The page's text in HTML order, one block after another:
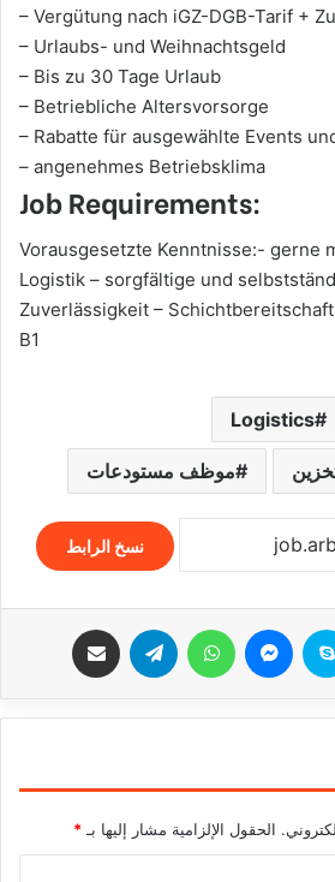
– Vergütung nach iGZ-DGB-Tarif +
– Urlaubs- und Weihnachtsgeld
– Bis zu 30 Tage Urlaub
– Betriebliche Altersvorsorge
– Rabatte für ausgewählte Events
– angenehmes Betriebsklima
Job Requirements:
Vorausgesetzte Kenntnisse:- gerne
Logistik – sorgfältige und
Zuverlässigkeit –
B1
Logistics
موظف مستودعات
نسخ الرابط
الحقول الإلزامية مشار إليها بـ *